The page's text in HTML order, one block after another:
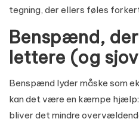
tegning, der ellers føles
Benspænd,
lettere (og
Benspænd lyder måske som
kan det være en kæmpe hjælp:
bliver det mindre